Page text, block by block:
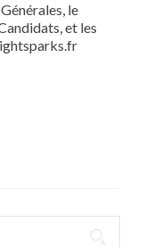
le
et les